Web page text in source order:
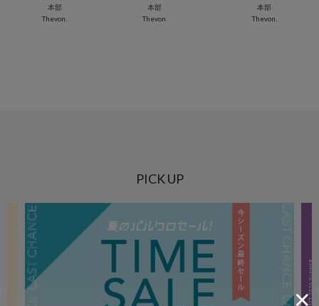
本部
Thevon.
本部
Thevon.
本部
Thevon.
PICK UP